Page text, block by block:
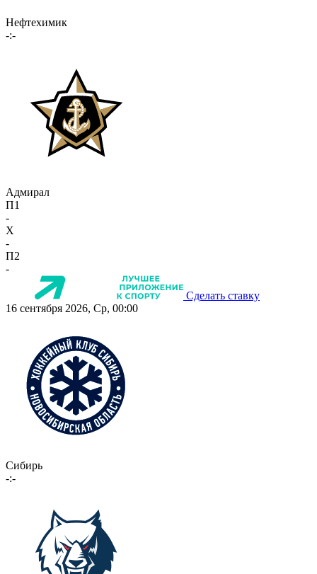
Нефтехимик
-:-
Адмирал
П1
-
X
-
П2
-
Сделать ставку
16 сентября 2026, Ср, 00:00
Сибирь
-:-